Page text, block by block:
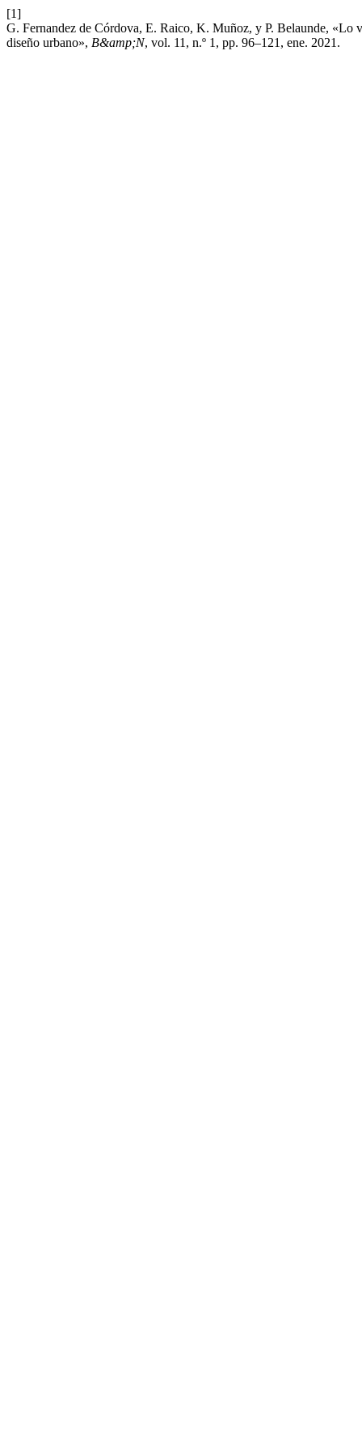
[1]
G. Fernandez de Córdova, E. Raico, K. Muñoz, y P. Belaunde, «Lo
diseño urbano», B&amp;N, vol. 11, n.º 1, pp. 96–121, ene. 2021.